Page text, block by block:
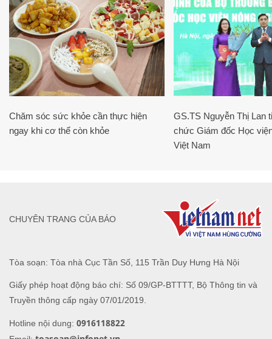
Chăm sóc sức khỏe cần thực hiện
ngay khi cơ thể còn khỏe
GS.TS Nguyễn Thị Lan
chức Giám đốc Học
Việt Nam
Tòa soạn: Tòa nhà Cục Tần Số, 115 Trần Duy Hưng Hà Nội
Giấy phép hoạt động báo chí: Số 09/GP-BTTTT, Bộ Thông tin và
Truyền thông cấp ngày 07/01/2019.
Hotline nội dung: 0916118822
CHUYÊN TRANG CỦA BÁO